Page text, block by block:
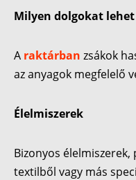
Milyen dolgokat
A raktárban zsákok
az anyagok megfelelő
Élelmiszerek
Bizonyos
textilből vagy más